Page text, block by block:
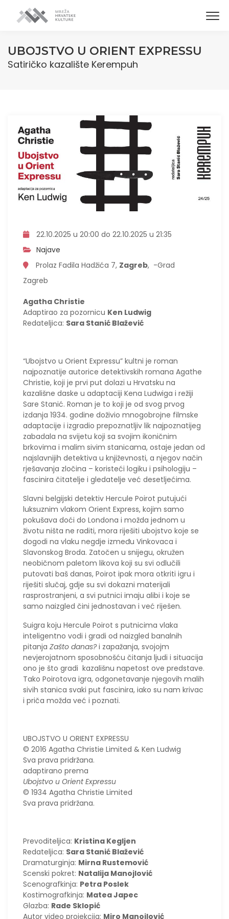
UBOJSTVO U ORIENT EXPRESSU
Satiričko kazalište Kerempuh
22.10.2025 u 20:00 do 22.10.2025 u 21:35
Najave
Prolaz Fadila Hadžića 7, Zagreb, -Grad
Zagreb
Agatha Christie
Adaptirao za pozornicu Ken Ludwig
Redateljica: Sara Stanić Blažević
“Ubojstvo u Orient Expressu” kultni je roman
najpoznatije autorice detektivskih romana Agathe
Christie, koji je prvi put dolazi u Hrvatsku na
kazališne daske u adaptaciji Kena Ludwiga i režiji
Sare Stanić. Roman je to koji je od svog prvog
izdanja 1934. godine doživio mnogobrojne filmske
adaptacije i izgradio prepoznatljiv lik najpoznatijeg
zabadala na svijetu koji sa svojim ikoničnim
brkovima i malim sivim stanicama, ostaje jedan od
najslavnijih detektiva u književnosti, a njegov način
rješavanja zločina – koristeći logiku i psihologiju –
fascinira čitatelje i gledatelje već desetljećima.
Slavni belgijski detektiv Hercule Poirot putujući
luksuznim vlakom Orient Express, kojim samo
pokušava doći do Londona i možda jednom u
životu ništa ne raditi, mora riješiti ubojstvo koje se
dogodi na vlaku negdje između Vinkovaca i
Slavonskog Broda. Zatočen u snijegu, okružen
neobičnom paletom likova koji su svi odlučili
putovati baš danas, Poirot ipak mora otkriti igru i
riješiti slučaj, gdje su svi dokazni materijali
rasprostranjeni, a svi putnici imaju alibi i koje se
samo naizgled čini jednostavan i već riješen.
Suigra koju Hercule Poirot s putnicima vlaka
inteligentno vodi i gradi od naizgled banalnih
pitanja Zašto danas?i zapažanja, svojojm
nevjerojatnom sposobnošću čitanja ljudi i situacija
ono je što gradi kazališnu napetost ove predstave.
Tako Poirotova igra, odgonetavanje njegovih malih
sivih stanica svaki put fascinira, iako su nam krivac
i priča možda već i poznati.
UBOJSTVO U ORIENT EXPRESSU
© 2016 Agatha Christie Limited & Ken Ludwig
Sva prava pridržana.
adaptirano prema
Ubojstvo u Orient Expressu
© 1934 Agatha Christie Limited
Sva prava pridržana.
Prevoditeljica: Kristina Kegljen
Redateljica: Sara Stanić Blažević
Dramaturginja: Mirna Rustemović
Scenski pokret: Natalija Manojlović
Scenografkinja: Petra Poslek
Kostimografkinja: Matea Japec
Glazba: Rade Sklopić
Autor video projekcija: Miro Manojlović